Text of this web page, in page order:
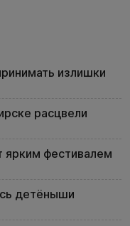
излишки
расцвели
ярким фестивалем
детёныши